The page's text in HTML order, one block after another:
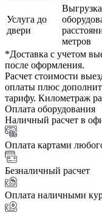
Услуга до
двери
метров
*Доставка с учетом
после оформления.
Расчет стоимости
оплаты плюс
тарифу. Километраж
Оплата оборудования
Наличный расчет в
Оплата картами
Безналичный расчет
Оплата наличными